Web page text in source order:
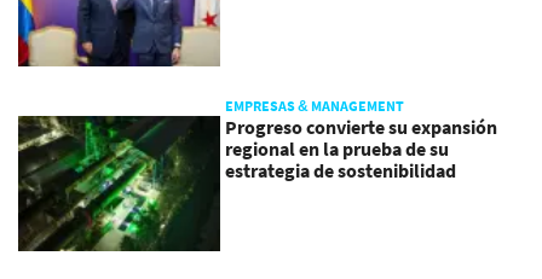
EMPRESAS & MANAGEMENT
Progreso convierte su expansión
regional en la prueba de su
estrategia de sostenibilidad